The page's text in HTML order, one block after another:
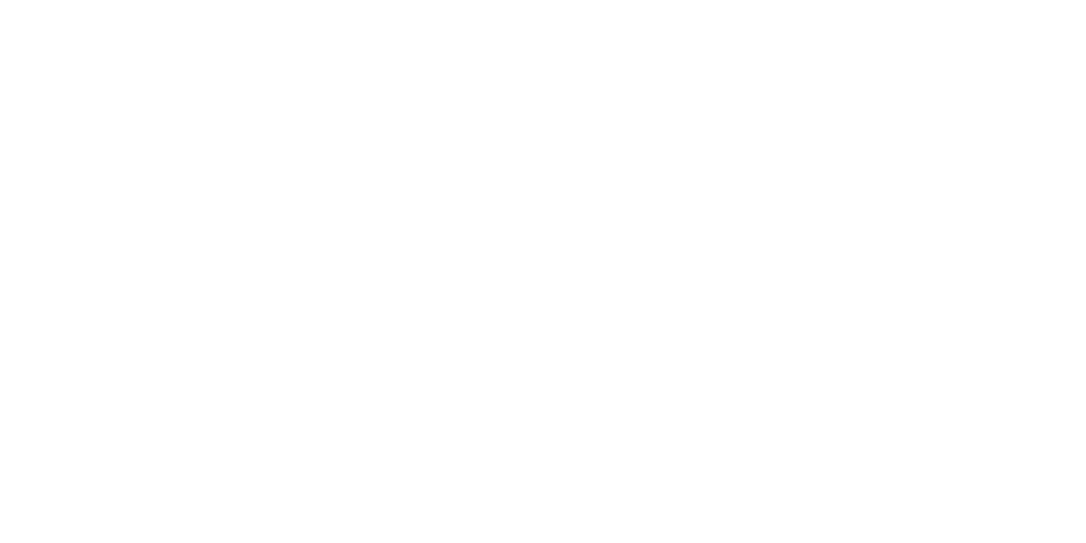
MUSICALES PARA POTENCIAR EL DESARROLLO INTEGRAL INFANTIL
ENTRE LÍNEAS
MADRID, ESPAÑA
MAYORES
REALIZAS POR ESTUDIANTES
2025
2024 DE LA TRADICIONAL PASTORELA QUERETANA DEL GRUPO TEATRAL UNIVERSITARIO CÓMICOS DE LA
DEL 65° ANIVERSARIO DE LOS CÓMICOS DE LA LEGUA-UAQ
DE EXCELENCIA
PATRONALES A LA VIRGEN DE LA CONCEPCIÓN ALTAMIRA
FELINO UAQ
ANIVERSARIO DE LA ESTUDIANTINA - OCTUBRE 2023
DE LA CASA HOGAR "ESPERANZA PARA TI I.A.P."
2023ZÚÑIGA Y HÉCTOR CÓRDOBA
DEL SABER
DE CÁMARA
LOS PREMIOS HUGO GUTIÉRREZ VEGA Y EDUARDO LOARCA - DICIEMBRE 2021
ELIMINACIÓN DE LA VIOLENCIA CONTRA LA MUJER
UNIVERSITARIA